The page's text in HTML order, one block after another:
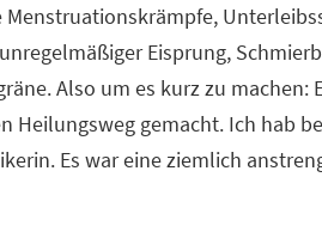
Eisprung,
Also um es kurz zu
Heilungsweg gemacht. Ich hab
Es war eine ziemlich